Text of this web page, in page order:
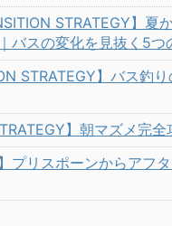
STRATEGY】夏
バスの変化を見抜く5つ
STRATEGY】バス釣
】朝マズメ完全
プリスポーンからアフ